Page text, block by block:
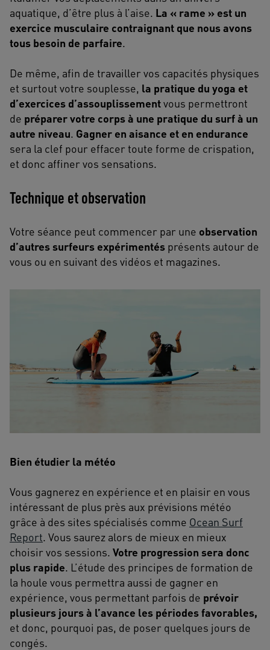
aquatique, d’être plus à l’aise. La « rame » est un
exercice musculaire contraignant que nous avons
tous besoin de parfaire.
De même, afin de travailler vos capacités physiques
et surtout votre souplesse, la pratique du yoga et
d’exercices d’assouplissementvous permettront
de préparer votre corps à une pratique du surf à un
autre niveau. Gagner en aisance et en endurance
sera la clef pour effacer toute forme de crispation,
et donc affiner vos sensations.
Technique et observation
Votre séance peut commencer par une observation
d’autres surfeurs expérimentés présents autour de
vous ou en suivant des vidéos et magazines.
Bien étudier la météo
Vous gagnerez en expérience et en plaisir en vous
intéressant de plus près aux prévisions météo
grâce à des sites spécialisés comme Ocean Surf
Report. Vous saurez alors de mieux en mieux
choisir vos sessions. Votre progression sera donc
plus rapide. L’étude des principes de formation de
la houle vous permettra aussi de gagner en
expérience, vous permettant parfois de prévoir
plusieurs jours à l’avance les périodes favorables,
et donc, pourquoi pas, de poser quelques jours de
congés.